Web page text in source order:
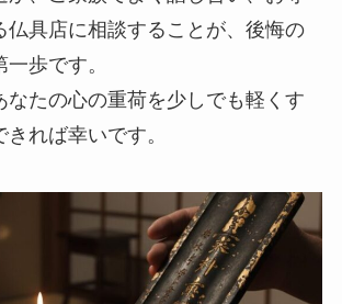
仏具店に相談することが、後悔の
歩です。
なたの心の重荷を少しでも軽くす
れば幸いです。